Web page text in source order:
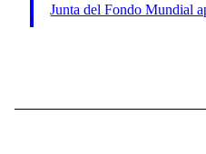
Junta del Fondo Mundial